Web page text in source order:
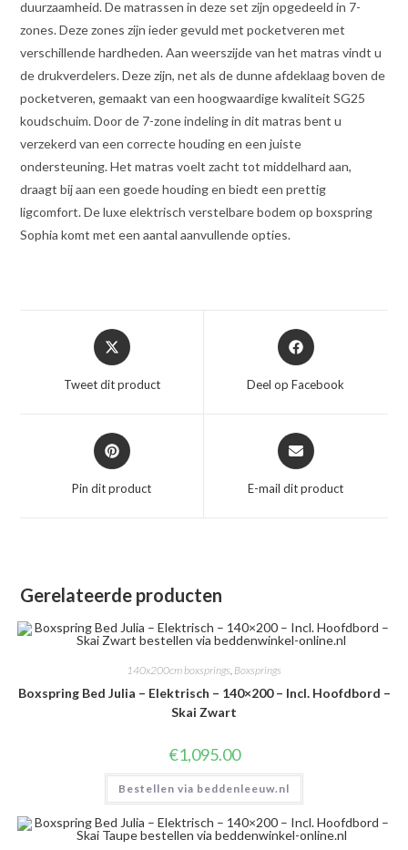
duurzaamheid. De matrassen in deze set zijn opgedeeld in 7-
zones. Deze zones zijn ieder gevuld met pocketveren met
verschillende hardheden. Aan weerszijde van het matras vindt u
de drukverdelers. Deze zijn, net als de dunne afdeklaag boven de
pocketveren, gemaakt van een hoogwaardige kwaliteit SG25
koudschuim. Door de 7-zone indeling in dit matras bent u
verzekerd van een correcte houding en een juiste
ondersteuning. Het matras voelt zacht tot middelhard aan,
draagt bij aan een goede houding en biedt een prettig
ligcomfort. De luxe elektrisch verstelbare bodem op boxspring
Sophia komt met een aantal aanvullende opties.
Opent
in
een
nieuw
Tweet dit product
Opent
in
een
nieuw
Deel op Facebook
Opent
in
een
nieuw
Pin dit product
Opent
in
een
nieuw
E-mail dit product
Gerelateerde producten
140x200cm boxsprings, Boxsprings
Boxspring Bed Julia – Elektrisch – 140×200 – Incl. Hoofdbord –
Skai Zwart
€1,095.00
Bestellen via beddenleeuw.nl